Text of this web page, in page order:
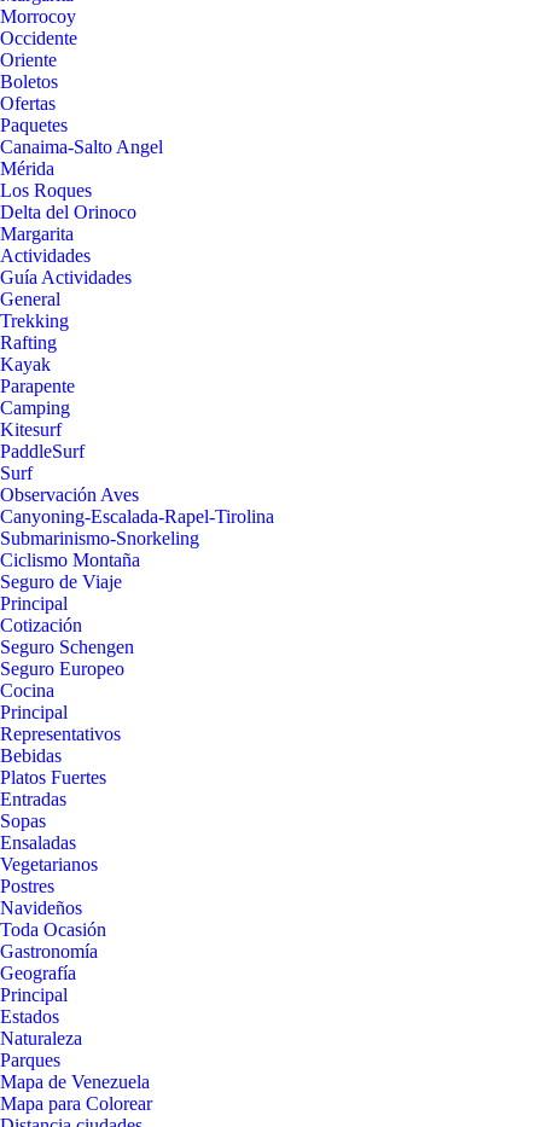
Morrocoy
Occidente
Oriente
Boletos
Ofertas
Paquetes
Canaima-Salto Angel
Mérida
Los Roques
Delta del Orinoco
Margarita
Actividades
Guía Actividades
General
Trekking
Rafting
Kayak
Parapente
Camping
Kitesurf
PaddleSurf
Surf
Observación Aves
Canyoning-Escalada-Rapel-Tirolina
Submarinismo-Snorkeling
Ciclismo Montaña
Seguro de Viaje
Principal
Cotización
Seguro Schengen
Seguro Europeo
Cocina
Principal
Representativos
Bebidas
Platos Fuertes
Entradas
Sopas
Ensaladas
Vegetarianos
Postres
Navideños
Toda Ocasión
Gastronomía
Geografía
Principal
Estados
Naturaleza
Parques
Mapa de Venezuela
Mapa para Colorear